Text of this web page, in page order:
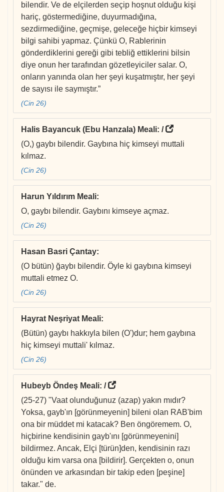
bilendir. Ve de elçilerden seçip hoşnut olduğu kişi
hariç, göstermediğine, duyurmadığına,
sezdirmediğine, geçmişe, geleceğe hiçbir kimseyi
bilgi sahibi yapmaz. Çünkü O, Rablerinin
gönderdiklerini gereği gibi tebliğ ettiklerini bilsin
diye onun her tarafından gözetleyiciler salar. O,
onların yanında olan her şeyi kuşatmıştır, her şeyi
de sayısı ile saymıştır.”
(Cin 26)
Halis Bayancuk (Ebu Hanzala) Meali: /
(O,) gaybı bilendir. Gaybına hiç kimseyi muttali
kılmaz.
(Cin 26)
Harun Yıldırım Meali:
O, gaybı bilendir. Gaybını kimseye açmaz.
(Cin 26)
Hasan Basri Çantay:
(O bütün) ğaybı bilendir. Öyle ki gaybına kimseyi
muttali etmez O.
(Cin 26)
Hayrat Neşriyat Meali:
(Bütün) gaybı hakkıyla bilen (O')dur; hem gaybına
hiç kimseyi muttali' kılmaz.
(Cin 26)
Hubeyb Öndeş Meali: /
(25-27) "Vaat olunduğunuz (azap) yakın mıdır?
Yoksa, gayb'ın [görünmeyenin] bileni olan RAB'bim
ona bir müddet mi katacak? Ben öngöremem. O,
hiçbirine kendisinin gayb'ını [görünmeyenini]
bildirmez. Ancak, Elçi [türün]den, kendisinin razı
olduğu kim varsa ona [bildirir]. Gerçekten o, onun
önünden ve arkasından bir takip eden [peşine]
takar." de.